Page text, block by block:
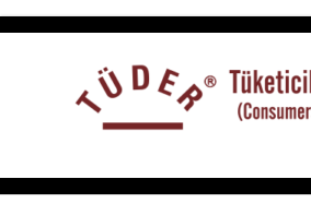
İçeriğe